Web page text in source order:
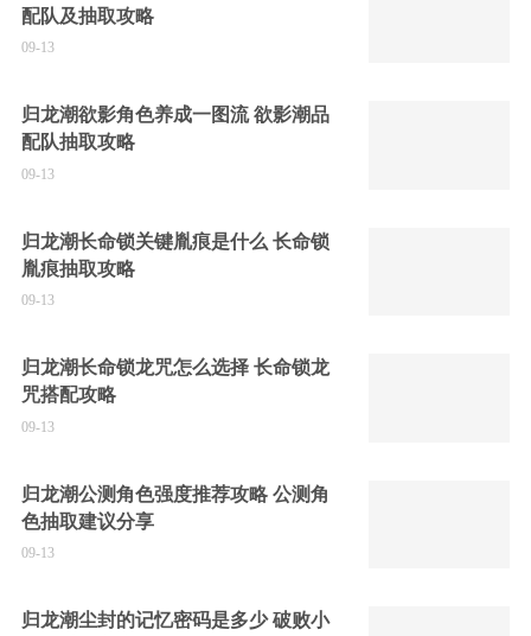
配队及抽取攻略
09-13
归龙潮欲影角色养成一图流 欲影潮品
配队抽取攻略
09-13
归龙潮长命锁关键胤痕是什么 长命锁
胤痕抽取攻略
09-13
归龙潮长命锁龙咒怎么选择 长命锁龙
咒搭配攻略
09-13
归龙潮公测角色强度推荐攻略 公测角
色抽取建议分享
09-13
归龙潮尘封的记忆密码是多少 破败小